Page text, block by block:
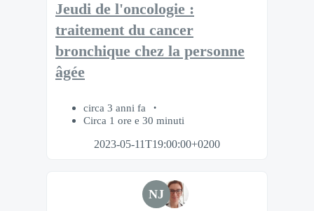
Jeudi de l'oncologie :
traitement du cancer
bronchique chez la personne
âgée
circa 3 anni fa
Circa 1 ore e 30 minuti
2023-05-11T19:00:00+0200
NJ